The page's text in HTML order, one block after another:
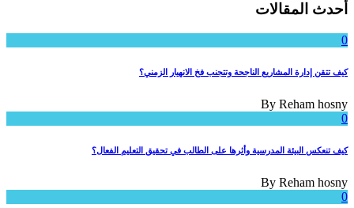
أحدث المقالات
0
كيف تتقن إدارة المشاريع الناجحة وتتجنب فخ الانهيار الزمني؟
By Reham hosny
0
كيف تنعكس البيئة المدرسية وأثرها على الطالب في تحقيق التعليم الفعال؟
By Reham hosny
0